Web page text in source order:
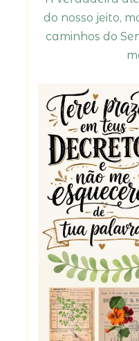
do nosso jeito,
caminhos do